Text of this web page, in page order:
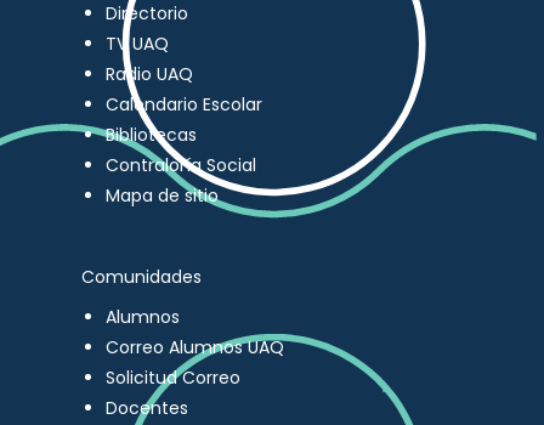
Directorio
TV UAQ
Radio UAQ
Calendario Escolar
Bibliotecas
Contraloría Social
Mapa de sitio
Comunidades
Alumnos
Correo Alumnos UAQ
Solicitud Correo
Docentes